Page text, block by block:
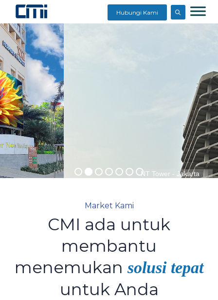
Hubungi Kami
NT Tower - Jakarta
Market Kami
CMI ada untuk
membantu
menemukan solusi tepat
untuk Anda